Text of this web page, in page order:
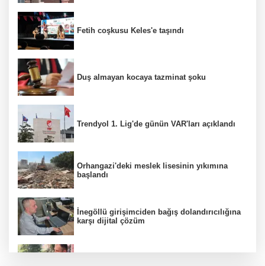
Fetih coşkusu Keles'e taşındı
Duş almayan kocaya tazminat şoku
Trendyol 1. Lig'de günün VAR'ları açıklandı
Orhangazi'deki meslek lisesinin yıkımına
başlandı
İnegöllü girişimciden bağış dolandırıcılığına
karşı dijital çözüm